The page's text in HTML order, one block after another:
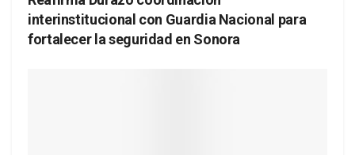
interinstitucional con Guardia Nacional para
fortalecer la seguridad en Sonora